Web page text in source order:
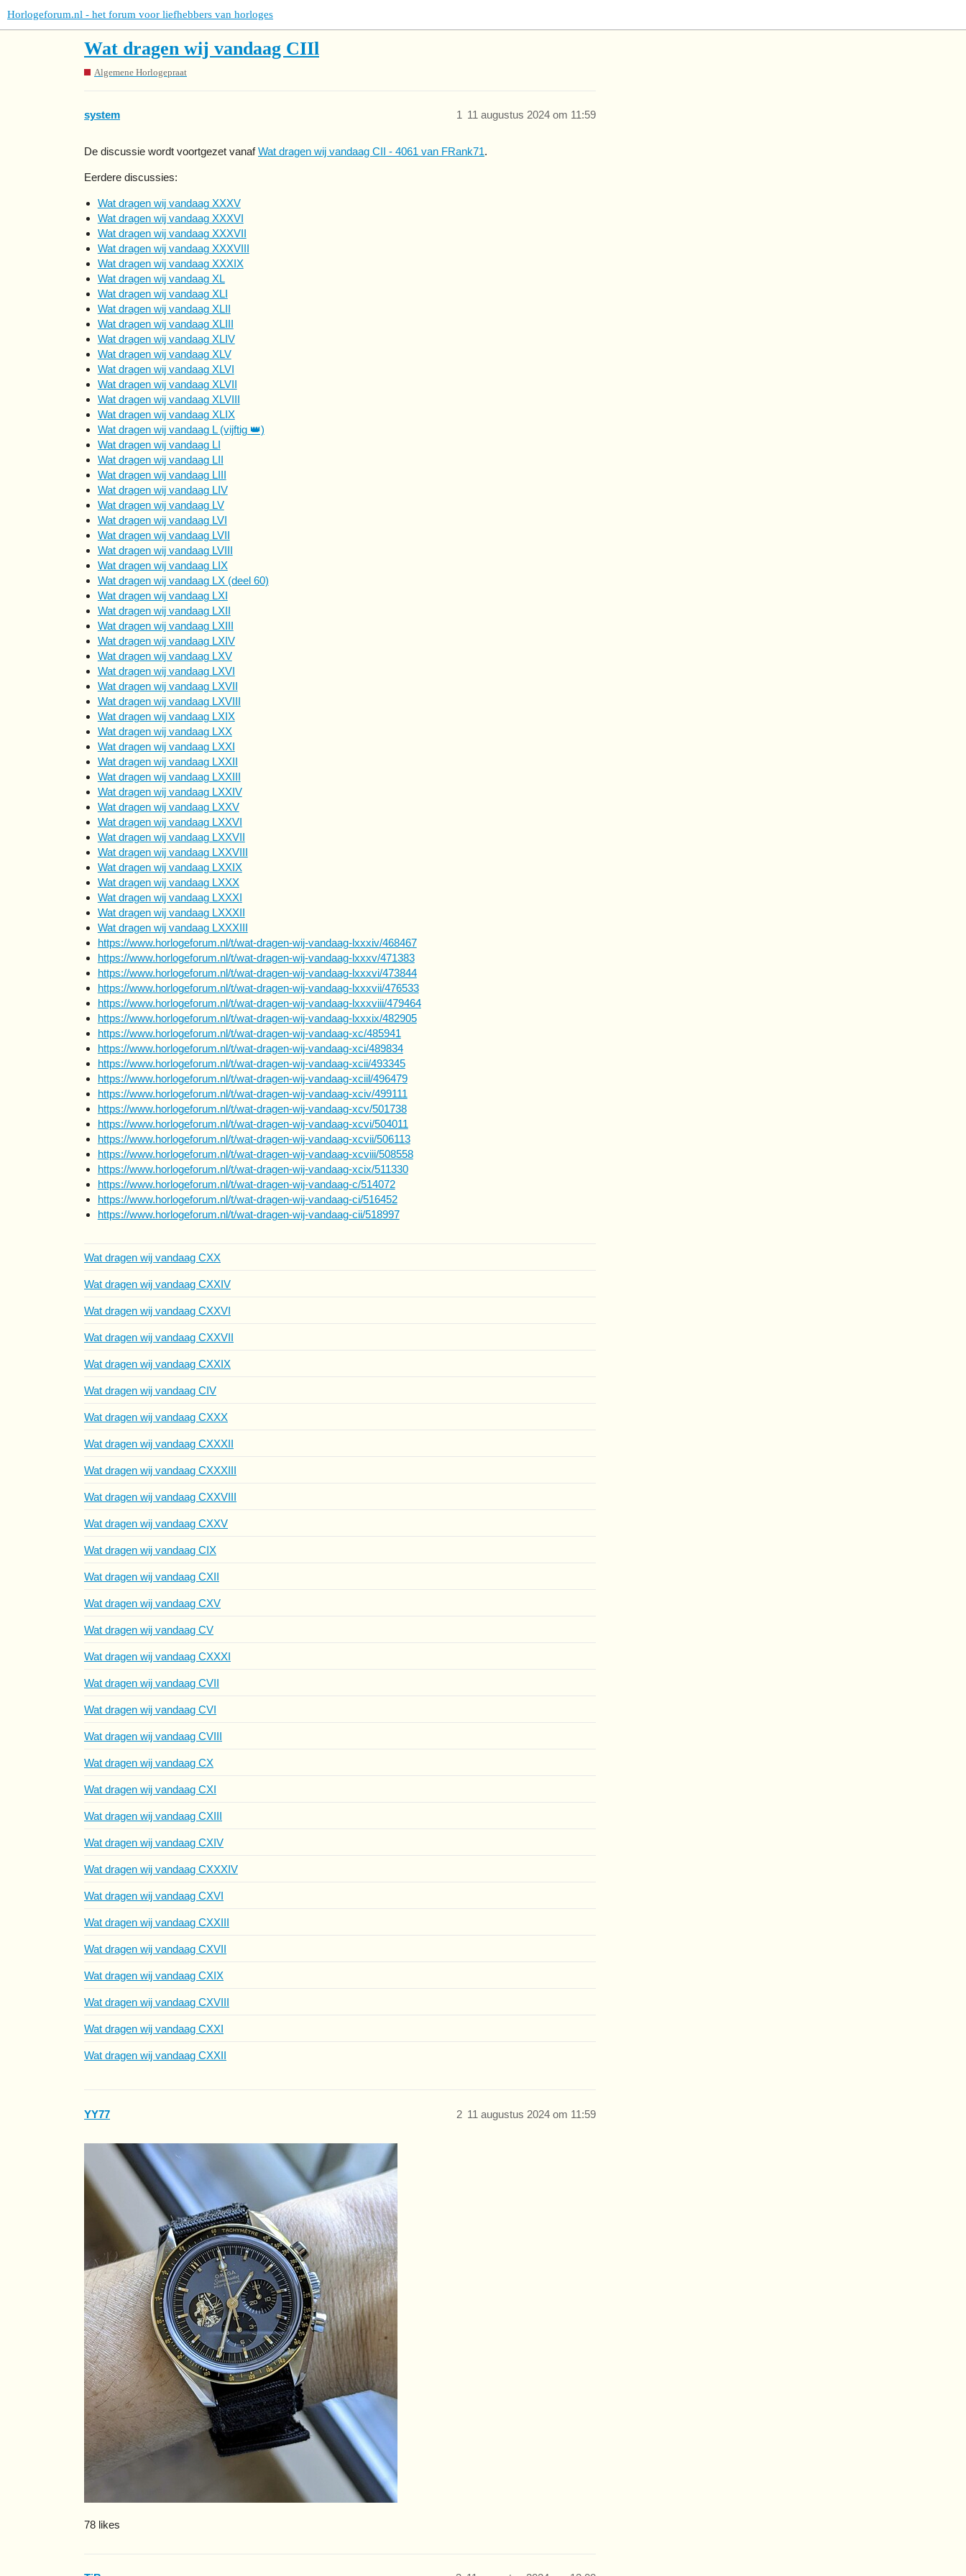
Horlogeforum.nl - het forum voor liefhebbers van horloges
Wat dragen wij vandaag CIIl
Algemene Horlogepraat
system 11 augustus 2024 om 11:59
1
De discussie wordt voortgezet vanafWat dragen wij vandaag CII - 4061 van FRank71.
Eerdere discussies:
Wat dragen wij vandaag XXXV
Wat dragen wij vandaag XXXVI
Wat dragen wij vandaag XXXVII
Wat dragen wij vandaag XXXVIII
Wat dragen wij vandaag XXXIX
Wat dragen wij vandaag XL
Wat dragen wij vandaag XLI
Wat dragen wij vandaag XLII
Wat dragen wij vandaag XLIII
Wat dragen wij vandaag XLIV
Wat dragen wij vandaag XLV
Wat dragen wij vandaag XLVI
Wat dragen wij vandaag XLVII
Wat dragen wij vandaag XLVIII
Wat dragen wij vandaag XLIX
Wat dragen wij vandaag L (vijftig 👑)
Wat dragen wij vandaag LI
Wat dragen wij vandaag LII
Wat dragen wij vandaag LIII
Wat dragen wij vandaag LIV
Wat dragen wij vandaag LV
Wat dragen wij vandaag LVI
Wat dragen wij vandaag LVII
Wat dragen wij vandaag LVIII
Wat dragen wij vandaag LIX
Wat dragen wij vandaag LX (deel 60)
Wat dragen wij vandaag LXI
Wat dragen wij vandaag LXII
Wat dragen wij vandaag LXIII
Wat dragen wij vandaag LXIV
Wat dragen wij vandaag LXV
Wat dragen wij vandaag LXVI
Wat dragen wij vandaag LXVII
Wat dragen wij vandaag LXVIII
Wat dragen wij vandaag LXIX
Wat dragen wij vandaag LXX
Wat dragen wij vandaag LXXI
Wat dragen wij vandaag LXXII
Wat dragen wij vandaag LXXIII
Wat dragen wij vandaag LXXIV
Wat dragen wij vandaag LXXV
Wat dragen wij vandaag LXXVI
Wat dragen wij vandaag LXXVII
Wat dragen wij vandaag LXXVIII
Wat dragen wij vandaag LXXIX
Wat dragen wij vandaag LXXX
Wat dragen wij vandaag LXXXI
Wat dragen wij vandaag LXXXII
Wat dragen wij vandaag LXXXIII
https://www.horlogeforum.nl/t/wat-dragen-wij-vandaag-lxxxiv/468467
https://www.horlogeforum.nl/t/wat-dragen-wij-vandaag-lxxxv/471383
https://www.horlogeforum.nl/t/wat-dragen-wij-vandaag-lxxxvi/473844
https://www.horlogeforum.nl/t/wat-dragen-wij-vandaag-lxxxvii/476533
https://www.horlogeforum.nl/t/wat-dragen-wij-vandaag-lxxxviii/479464
https://www.horlogeforum.nl/t/wat-dragen-wij-vandaag-lxxxix/482905
https://www.horlogeforum.nl/t/wat-dragen-wij-vandaag-xc/485941
https://www.horlogeforum.nl/t/wat-dragen-wij-vandaag-xci/489834
https://www.horlogeforum.nl/t/wat-dragen-wij-vandaag-xcii/493345
https://www.horlogeforum.nl/t/wat-dragen-wij-vandaag-xciil/496479
https://www.horlogeforum.nl/t/wat-dragen-wij-vandaag-xciv/499111
https://www.horlogeforum.nl/t/wat-dragen-wij-vandaag-xcv/501738
https://www.horlogeforum.nl/t/wat-dragen-wij-vandaag-xcvi/504011
https://www.horlogeforum.nl/t/wat-dragen-wij-vandaag-xcvii/506113
https://www.horlogeforum.nl/t/wat-dragen-wij-vandaag-xcviii/508558
https://www.horlogeforum.nl/t/wat-dragen-wij-vandaag-xcix/511330
https://www.horlogeforum.nl/t/wat-dragen-wij-vandaag-c/514072
https://www.horlogeforum.nl/t/wat-dragen-wij-vandaag-ci/516452
https://www.horlogeforum.nl/t/wat-dragen-wij-vandaag-cii/518997
Wat dragen wij vandaag CXX
Wat dragen wij vandaag CXXIV
Wat dragen wij vandaag CXXVI
Wat dragen wij vandaag CXXVII
Wat dragen wij vandaag CXXIX
Wat dragen wij vandaag CIV
Wat dragen wij vandaag CXXX
Wat dragen wij vandaag CXXXII
Wat dragen wij vandaag CXXXIII
Wat dragen wij vandaag CXXVIII
Wat dragen wij vandaag CXXV
Wat dragen wij vandaag CIX
Wat dragen wij vandaag CXII
Wat dragen wij vandaag CXV
Wat dragen wij vandaag CV
Wat dragen wij vandaag CXXXI
Wat dragen wij vandaag CVII
Wat dragen wij vandaag CVI
Wat dragen wij vandaag CVIII
Wat dragen wij vandaag CX
Wat dragen wij vandaag CXI
Wat dragen wij vandaag CXIII
Wat dragen wij vandaag CXIV
Wat dragen wij vandaag CXXXIV
Wat dragen wij vandaag CXVI
Wat dragen wij vandaag CXXIII
Wat dragen wij vandaag CXVII
Wat dragen wij vandaag CXIX
Wat dragen wij vandaag CXVIII
Wat dragen wij vandaag CXXI
Wat dragen wij vandaag CXXII
YY77 11 augustus 2024 om 11:59
2
78 likes